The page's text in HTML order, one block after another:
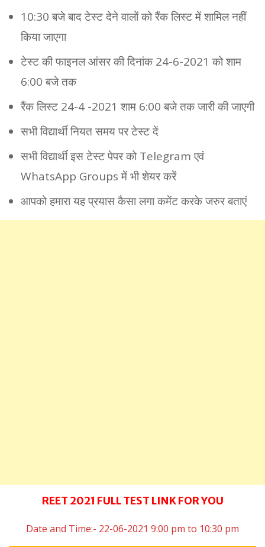
10:30 बजे बाद टेस्ट देने वालों को रैंक लिस्ट में शामिल नहीं
किया जाएगा
टेस्ट की फाइनल आंसर की दिनांक 24-6-2021 को शाम
6:00 बजे तक
रैंक लिस्ट 24-4 -2021 शाम 6:00 बजे तक जारी की जाएगी
सभी विद्यार्थी नियत समय पर टेस्ट दें
सभी विद्यार्थी इस टेस्ट पेपर को Telegram एवं
WhatsApp Groups में भी शेयर करें
आपको हमारा यह प्रयास कैसा लगा कमेंट करके जरुर बताएं
REET 2021 FULL TEST LINK FOR YOU
Date and Time:- 22-06-2021 9:00 pm to 10:30 pm